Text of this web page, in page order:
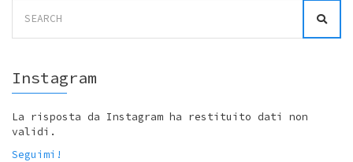
for:
Instagram
La risposta da Instagram ha restituito dati non
validi.
Seguimi!